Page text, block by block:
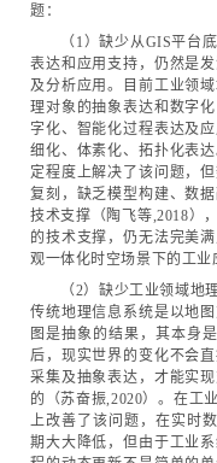
题：
（1）缺少从GIS平台
表达和应用支持，仍然是
及分析应用。目前工业领
理对象的抽象表达和数字
字化、智能化过程表达及
细化、体素化、拓扑化表
定程度上解决了该问题，
复刻，缺乏模型构建、数
技术支撑（陶飞等,2018）
的技术支撑，仍无法完美
观一体化时空场景下的工业
（2）缺少工业领域地
传统地理信息系统是以地
图是抽象的结果，其本身
后，现实世界的变化不会
采集及抽象表达，才能实
的（苏奋振,2020）。在工
上改善了该问题，在实时
期大大降低，但由于工业